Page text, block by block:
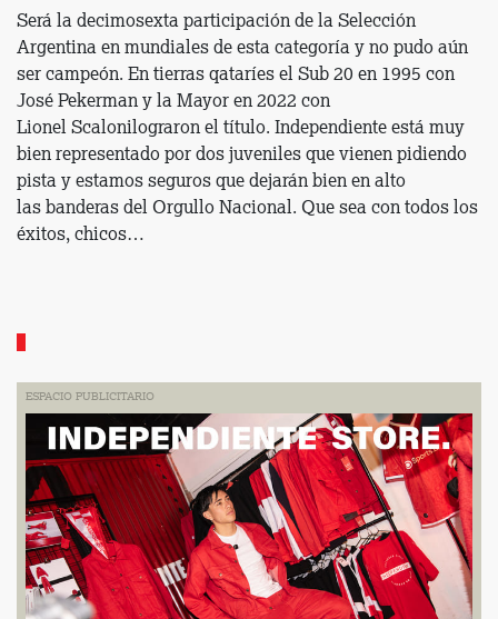
Será la decimosexta participación de la Selección
Argentina en mundiales de esta categoría y no pudo aún
ser campeón. En tierras qataríes el Sub 20 en 1995 con
José Pekerman y la Mayor en 2022 con
Lionel Scalonilograron el título. Independiente está muy
bien representado por dos juveniles que vienen pidiendo
pista y estamos seguros que dejarán bien en alto
las banderas del Orgullo Nacional. Que sea con todos los
éxitos, chicos…
ESPACIO PUBLICITARIO